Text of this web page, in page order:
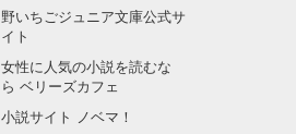
野いちごジュニア文庫公式サ
イト
女性に人気の小説を読むな
ら ベリーズカフェ
小説サイト ノベマ！